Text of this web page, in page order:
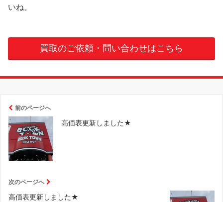
いね。
買取のご依頼・問い合わせはこちら
前のページへ
高価表更新しました★
次のページへ
高価表更新しました★